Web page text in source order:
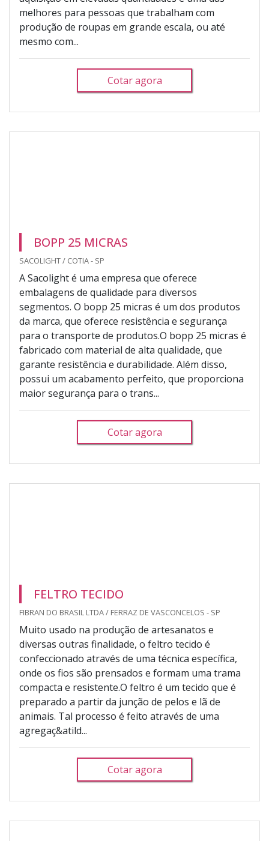
melhores para pessoas que trabalham com
produção de roupas em grande escala, ou até
mesmo com...
Cotar agora
BOPP 25 MICRAS
SACOLIGHT / COTIA - SP
A Sacolight é uma empresa que oferece
embalagens de qualidade para diversos
segmentos. O bopp 25 micras é um dos produtos
da marca, que oferece resistência e segurança
para o transporte de produtos.O bopp 25 micras é
fabricado com material de alta qualidade, que
garante resistência e durabilidade. Além disso,
possui um acabamento perfeito, que proporciona
maior segurança para o trans...
Cotar agora
FELTRO TECIDO
FIBRAN DO BRASIL LTDA / FERRAZ DE VASCONCELOS - SP
Muito usado na produção de artesanatos e
diversas outras finalidade, o feltro tecido é
confeccionado através de uma técnica específica,
onde os fios são prensados e formam uma trama
compacta e resistente.O feltro é um tecido que é
preparado a partir da junção de pelos e lã de
animais. Tal processo é feito através de uma
agregaç&atild...
Cotar agora